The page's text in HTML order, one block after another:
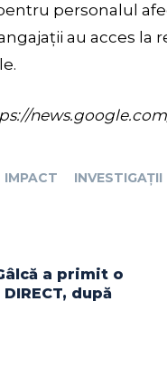
personalul
au acces la
IMPACT INVESTIGAȚII
a primit o
după